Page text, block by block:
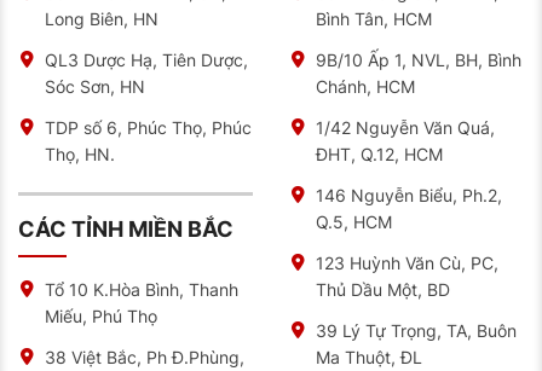
Long Biên, HN
QL3 Dược Hạ, Tiên Dược,
Sóc Sơn, HN
TDP số 6, Phúc Thọ, Phúc
Thọ, HN.
CÁC TỈNH MIỀN BẮC
Tổ 10 K.Hòa Bình, Thanh
Miếu, Phú Thọ
38 Việt Bắc, Ph Đ.Phùng,
Bình Tân, HCM
9B/10 Ấp 1, NVL, BH, Bình
Chánh, HCM
1/42 Nguyễn Văn Quá,
ĐHT, Q.12, HCM
146 Nguyễn Biểu, Ph.2,
Q.5, HCM
123 Huỳnh Văn Cù, PC,
Thủ Dầu Một, BD
39 Lý Tự Trọng, TA, Buôn
Ma Thuột, ĐL